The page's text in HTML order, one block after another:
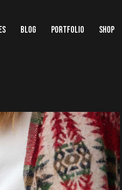
BLOG PORTFOLIO SHOP